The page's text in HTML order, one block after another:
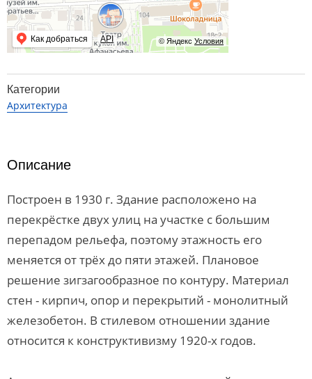
© Яндекс Условия
Как добраться API
Категории
Архитектура
Описание
Построен в 1930 г. Здание расположено на
перекрёстке двух улиц на участке с большим
перепадом рельефа, поэтому этажность его
меняется от трёх до пяти этажей. Плановое
решение зигзагообразное по контуру. Материал
стен - кирпич, опор и перекрытий - монолитный
железобетон. В стилевом отношении здание
относится к конструктивизму 1920-х годов.